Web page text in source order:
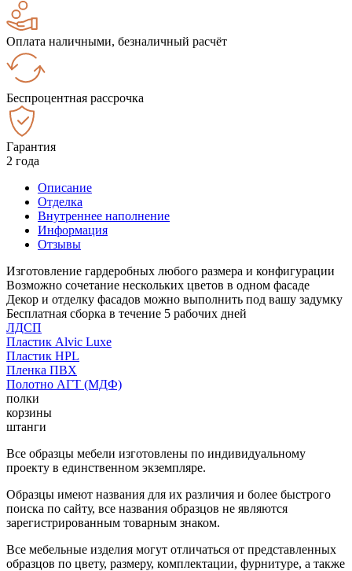
Оплата наличными, безналичный расчёт
Беспроцентная рассрочка
Гарантия
2 года
Описание
Отделка
Внутреннее наполнение
Информация
Отзывы
Изготовление гардеробных любого размера и конфигурации
Возможно сочетание нескольких цветов в одном фасаде
Декор и отделку фасадов можно выполнить под вашу задумку
Бесплатная сборка в течение 5 рабочих дней
ЛДСП
Пластик Alvic Luxe
Пластик HPL
Пленка ПВХ
Полотно АГТ (МДФ)
полки
корзины
штанги
Все образцы мебели изготовлены по индивидуальному
проекту в единственном экземпляре.
Образцы имеют названия для их различия и более быстрого
поиска по сайту, все названия образцов не являются
зарегистрированным товарным знаком.
Все мебельные изделия могут отличаться от представленных
образцов по цвету, размеру, комплектации, фурнитуре, а также